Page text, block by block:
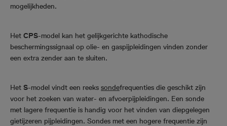
mogelijkheden.
Het CPS-model kan het gelijkgerichte kathodische
beschermingssignaal op olie- en gaspijpleidingen vinden zonder
een extra zender aan te sluiten.
Het S-model vindt een reeks sondefrequenties die geschikt zijn
voor het zoeken van water- en afvoerpijpleidingen. Een sonde
met lagere frequentie is handig voor het vinden van diepgelegen
gietijzeren pijpleidingen. Sondes met een hogere frequentie zijn